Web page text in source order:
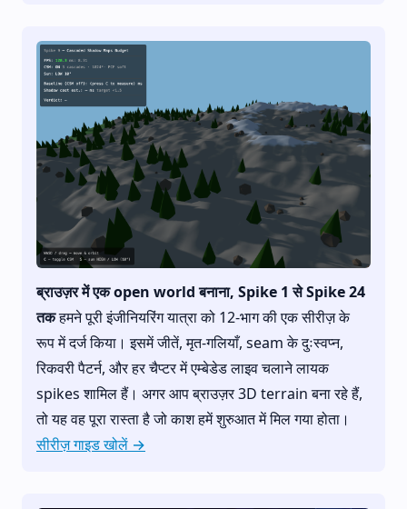
ब्राउज़र में एक open world बनाना, Spike 1 से Spike 24
तकहमने पूरी इंजीनियरिंग यात्रा को 12-भाग की एक सीरीज़ के
रूप में दर्ज किया। इसमें जीतें, मृत-गलियाँ, seam के दुःस्वप्न,
रिकवरी पैटर्न, और हर चैप्टर में एम्बेडेड लाइव चलाने लायक
spikes शामिल हैं। अगर आप ब्राउज़र 3D terrain बना रहे हैं,
तो यह वह पूरा रास्ता है जो काश हमें शुरुआत में मिल गया होता।
सीरीज़ गाइड खोलें →